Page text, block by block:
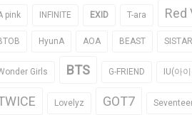
pink INFINITE EXID T-ara Red
HyunA AOA BEAST SISTAR
Girls BTS G-FRIEND IU(아
Lovelyz GOT7